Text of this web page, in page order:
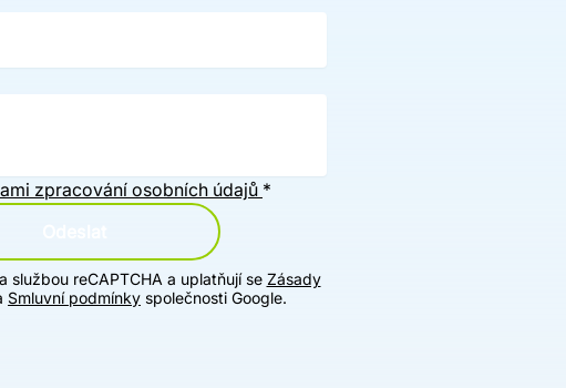
zpracování osobních údajů *
službou reCAPTCHA a uplatňují se Zásady
Smluvní podmínky společnosti Google.